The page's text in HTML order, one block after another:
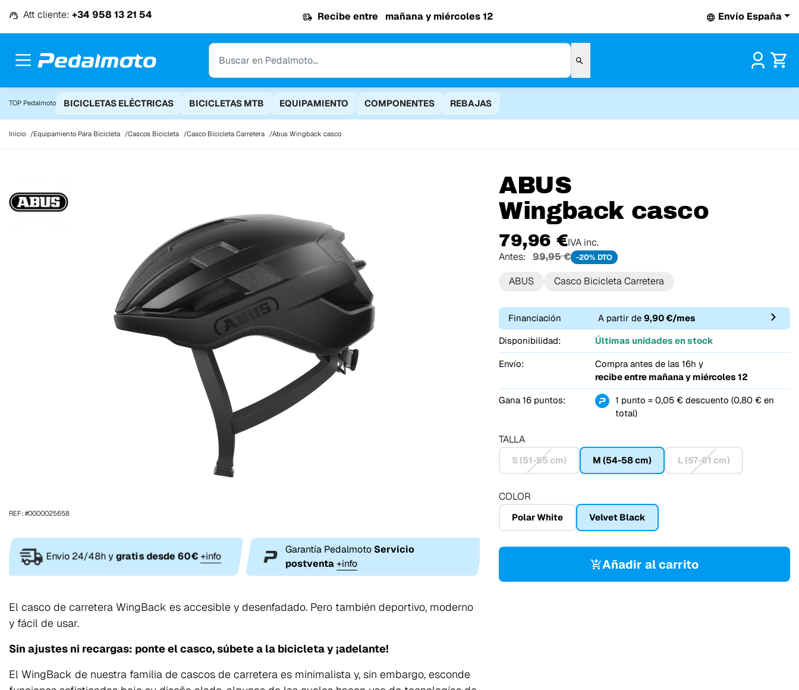
Att cliente: +34 958 13 21 54 Recibe entre mañana y miércoles 12 Envío España
TOP Pedalmoto BICICLETAS ELÉCTRICAS BICICLETAS MTB EQUIPAMIENTO COMPONENTES REBAJAS
Inicio Equipamiento Para Bicicleta Cascos Bicicleta Casco Bicicleta Carretera Abus Wingback casco
ABUS
Wingback casco
79,96 €IVA inc.
Antes:
99,95 € -20% DTO
ABUS Casco Bicicleta Carretera
Financiación A partir de9,90 €/mes
Disponibilidad:
Últimas unidades en stock
Envío:
Compra antes de las 16h y
recibe entre mañana y miércoles 12
Gana 16 puntos:
1 punto = 0,05 € descuento (0,80 € en
total)
TALLA
S (51-55 cm) M (54-58 cm) L (57-61 cm)
COLOR
Polar White Velvet Black
Añadir al carrito
REF: #0000025658
Envio 24/48h ygratis desde 60€ +info
Garantía Pedalmoto Servicio
postventa +info
El casco de carretera WingBack es accesible y desenfadado. Pero también deportivo, moderno
y fácil de usar.
Sin ajustes ni recargas: ponte el casco, súbete a la bicicleta y ¡adelante!
El WingBack de nuestra familia de cascos de carretera es minimalista y, sin embargo, esconde